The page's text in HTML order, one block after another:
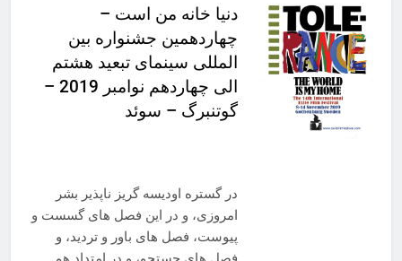
دنیا خانه من است –
چهاردهمین جشنواره بین
المللی سینمای تبعید هشتم
الی چهاردهم نوامبر 2019 –
گوتنبرگ – سوئد
در گستره اودیسه گریز ناپذیر بشر
امروزی، و در این فصل های گسست و
پیوست، فصل های باور و تردید، و